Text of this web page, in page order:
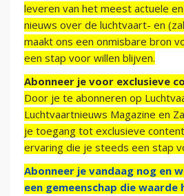
leveren van het meest actuele
nieuws over de luchtvaart- en
maakt ons een onmisbare bron
een stap voor willen blijven.
Abonneer je voor exclusieve
Door je te abonneren op
Luchtvaartnieuws Magazine en
je toegang tot exclusieve
ervaring die je steeds een stap
Abonneer je vandaag nog en
een gemeenschap die